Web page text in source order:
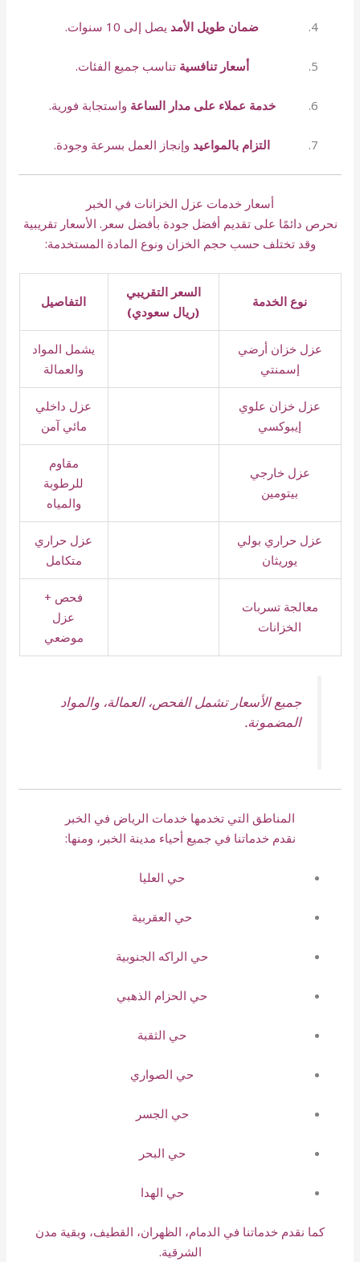
ضمان طويل الأمد يصل إلى 10 سنوات.
أسعار تنافسية تناسب جميع الفئات.
خدمة عملاء على مدار الساعة واستجابة فورية.
التزام بالمواعيد وإنجاز العمل بسرعة وجودة.
أسعار خدمات عزل الخزانات في الخبر
نحرص دائمًا على تقديم أفضل جودة بأفضل سعر. الأسعار تقريبية
وقد تختلف حسب حجم الخزان ونوع المادة المستخدمة:
نوع الخدمة
السعر التقريبي
(ريال سعودي)
التفاصيل
عزل خزان أرضي
إسمنتي
يشمل المواد
والعمالة
عزل خزان علوي
إيبوكسي
عزل داخلي
مائي آمن
عزل خارجي
بيتومين
مقاوم
للرطوبة
والمياه
عزل حراري بولي
يوريثان
عزل حراري
متكامل
معالجة تسربات
الخزانات
فحص +
عزل
موضعي
جميع الأسعار تشمل الفحص، العمالة، والمواد
المضمونة.
المناطق التي تخدمها خدمات الرياض في الخبر
نقدم خدماتنا في جميع أحياء مدينة الخبر، ومنها:
حي العليا
حي العقربية
حي الراكه الجنوبية
حي الحزام الذهبي
حي الثقبة
حي الصواري
حي الجسر
حي البحر
حي الهدا
كما نقدم خدماتنا في الدمام، الظهران، القطيف، وبقية مدن
الشرقية.